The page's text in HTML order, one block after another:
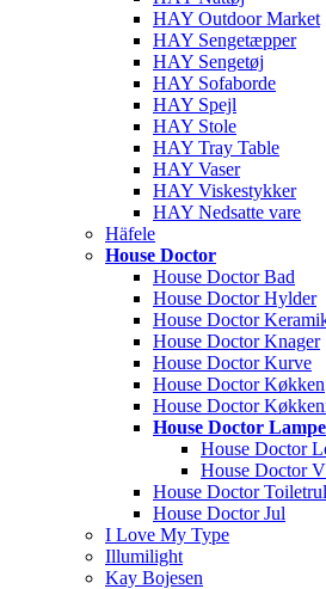
HAY Outdoor Market
HAY Sengetæpper
HAY Sengetøj
HAY Sofaborde
HAY Spejl
HAY Stole
HAY Tray Table
HAY Vaser
HAY Viskestykker
HAY Nedsatte vare
Häfele
House Doctor
House Doctor Bad
House Doctor Hylder
House Doctor
House Doctor Knager
House Doctor Kurve
House Doctor Køkken
House Doctor
House Doctor
House Doctor
House Doctor
House Doctor
House Doctor Jul
I Love My Type
Illumilight
Kay Bojesen